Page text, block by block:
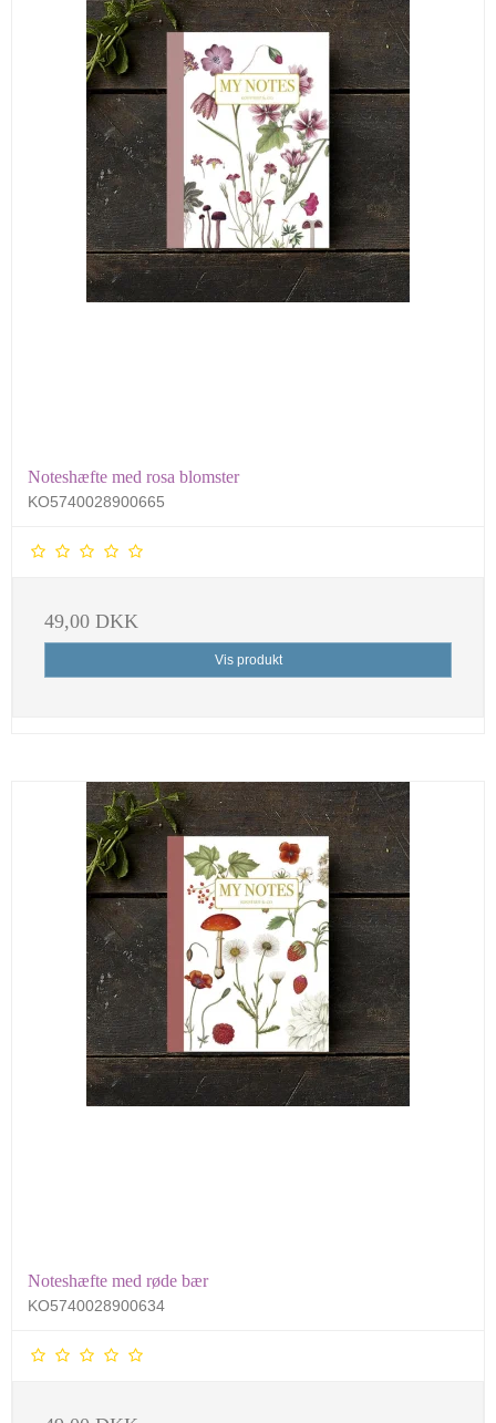
Noteshæfte med rosa blomster
KO5740028900665
49,00 DKK
Vis produkt
Noteshæfte med røde bær
KO5740028900634